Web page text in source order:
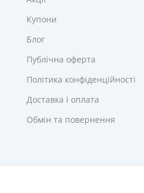
Купони
Блог
Публічна оферта
Політика конфіденційності
Доставка і оплата
Обмін та повернення